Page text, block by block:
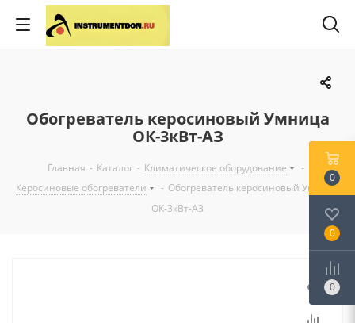
Обогреватель керосиновый Умница
ОК-3кВт-АЗ
Главная - Каталог - Климатическое оборудование
-
Керосиновые обогреватели
- Обогреватель керосиновый Умница
ОК-3кВт-АЗ
0
0
0